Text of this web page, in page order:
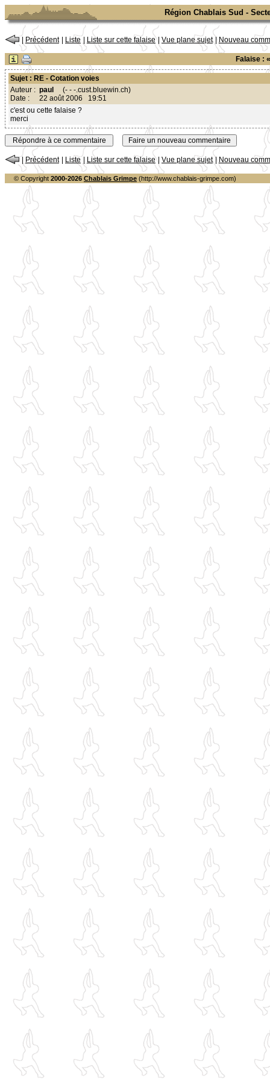
Région Chablais Sud -
Précédent Liste Liste sur cette falaise | Vue plane sujet Nouveau
Falaise :
Sujet : RE - Cotation voies
Auteur : paul
(- - -.cust.bluewin.ch)
Date :
22 août 2006 19:51
c'est ou cette falaise ?
merci
Précédent Liste Liste sur cette falaise | Vue plane sujet | Nouveau
© Copyright 2000-2026 Chablais Grimpe (http://www.chablais-grimpe.com)